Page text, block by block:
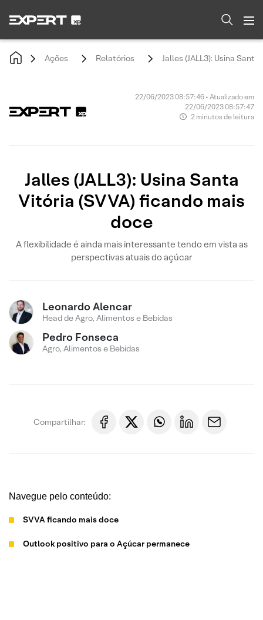
Ações Relatórios Jalles (JALL3): Usina
22/06/2023 08:57:46 • Atualizado em
22/06/2023 08:57:47
2 minutos de leitura
Jalles (JALL3): Usina Santa
Vitória (SVVA) ficando mais
doce
A flexibilidade é ainda mais interessante tendo em vista as
perspectivas atuais do açúcar
Leonardo Alencar
Head de Agro, Alimentos e Bebidas
Pedro Fonseca
Agro, Alimentos e Bebidas
Compartilhar:
Navegue pelo conteúdo:
SVVA ficando mais doce
Outlook positivo para o Açúcar permanece